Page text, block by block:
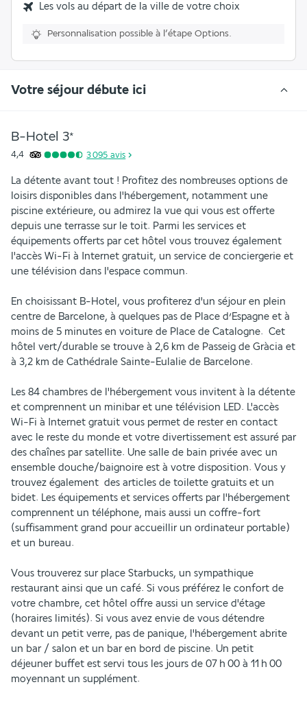
Les vols au départ de la ville de votre choix
Personnalisation possible à l’étape Options.
Votre séjour débute ici
B-Hotel 3*
4,4 3 095 avis
La détente avant tout ! Profitez des nombreuses options de
loisirs disponibles dans l'hébergement, notamment une
piscine extérieure, ou admirez la vue qui vous est offerte
depuis une terrasse sur le toit. Parmi les services et
équipements offerts par cet hôtel vous trouvez également
l'accès Wi-Fi à Internet gratuit, un service de conciergerie et
une télévision dans l'espace commun.
En choisissant B-Hotel, vous profiterez d'un séjour en plein
centre de Barcelone, à quelques pas de Place d’Espagne et à
moins de 5 minutes en voiture de Place de Catalogne.  Cet
hôtel vert/durable se trouve à 2,6 km de Passeig de Gràcia et
à 3,2 km de Cathédrale Sainte-Eulalie de Barcelone.
Les 84 chambres de l'hébergement vous invitent à la détente
et comprennent un minibar et une télévision LED. L'accès
Wi-Fi à Internet gratuit vous permet de rester en contact
avec le reste du monde et votre divertissement est assuré par
des chaînes par satellite. Une salle de bain privée avec un
ensemble douche/baignoire est à votre disposition. Vous y
trouvez également  des articles de toilette gratuits et un
bidet. Les équipements et services offerts par l'hébergement
comprennent un téléphone, mais aussi un coffre-fort
(suffisamment grand pour accueillir un ordinateur portable)
et un bureau.
Vous trouverez sur place Starbucks, un sympathique
restaurant ainsi que un café. Si vous préférez le confort de
votre chambre, cet hôtel offre aussi un service d'étage
(horaires limités). Si vous avez envie de vous détendre
devant un petit verre, pas de panique, l'hébergement abrite
un bar / salon et un bar en bord de piscine. Un petit
déjeuner buffet est servi tous les jours de 07 h 00 à 11 h 00
moyennant un supplément.